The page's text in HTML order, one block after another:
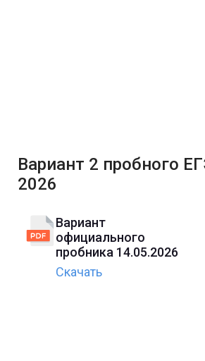
Вариант 2 пробного
2026
Вариант
официального
пробника 14.05.2026
Скачать